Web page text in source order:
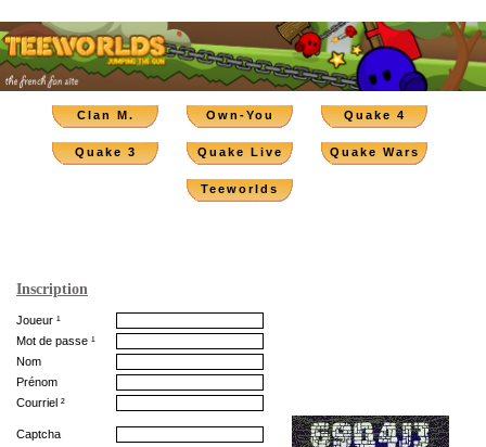
Clan M. Own-You Quake 4
Quake 3 Quake Live Quake Wars
Teeworlds
Inscription
Joueur ¹
Mot de passe ¹
Nom
Prénom
Courriel ²
Captcha